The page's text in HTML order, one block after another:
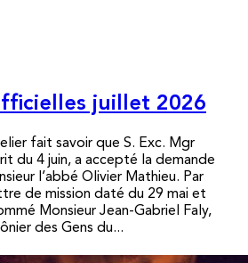
juillet 2026
fait savoir que S. Exc. Mgr
du 4 juin, a accepté la demande
l’abbé Olivier Mathieu. Par
de mission daté du 29 mai et
Monsieur Jean-Gabriel Faly,
des Gens du...